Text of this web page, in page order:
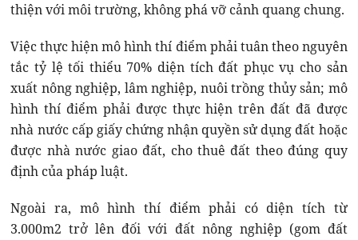
thiện với môi trường, không phá vỡ cảnh quang chung.
Việc thực hiện mô hình thí điểm phải tuân theo nguyên
tắc tỷ lệ tối thiểu 70% diện tích đất phục vụ cho sản
xuất nông nghiệp, lâm nghiệp, nuôi trồng thủy sản; mô
hình thí điểm phải được thực hiện trên đất đã được
nhà nước cấp giấy chứng nhận quyền sử dụng đất hoặc
được nhà nước giao đất, cho thuê đất theo đúng quy
định của pháp luật.
Ngoài ra, mô hình thí điểm phải có diện tích từ
3.000m2 trở lên đối với đất nông nghiệp (gom đất